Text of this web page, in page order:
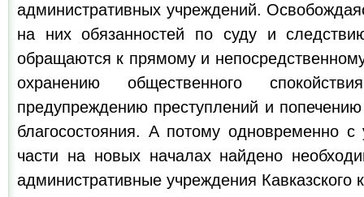
административных учреждений.
на них обязанностей по суду и
обращаются к прямому и
охранению общественного
предупреждению преступлений и
благосостояния. А потому одновременно с
части на новых началах найдено
административные учреждения Кавказского